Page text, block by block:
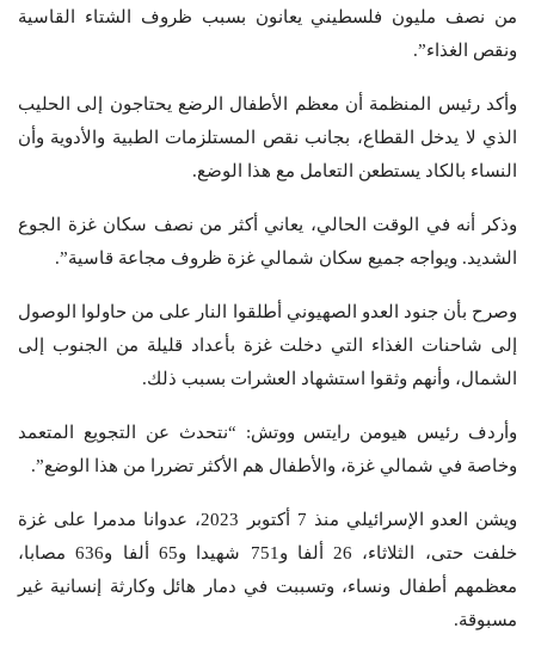
من نصف مليون فلسطيني يعانون بسبب ظروف الشتاء القاسية
ونقص الغذاء”.
وأكد رئيس المنظمة أن معظم الأطفال الرضع يحتاجون إلى الحليب
الذي لا يدخل القطاع، بجانب نقص المستلزمات الطبية والأدوية وأن
النساء بالكاد يستطعن التعامل مع هذا الوضع.
وذكر أنه في الوقت الحالي، يعاني أكثر من نصف سكان غزة الجوع
الشديد. ويواجه جميع سكان شمالي غزة ظروف مجاعة قاسية”.
وصرح بأن جنود العدو الصهيوني أطلقوا النار على من حاولوا الوصول
إلى شاحنات الغذاء التي دخلت غزة بأعداد قليلة من الجنوب إلى
الشمال، وأنهم وثقوا استشهاد العشرات بسبب ذلك.
وأردف رئيس هيومن رايتس ووتش: “نتحدث عن التجويع المتعمد
وخاصة في شمالي غزة، والأطفال هم الأكثر تضررا من هذا الوضع”.
ويشن العدو الإسرائيلي منذ 7 أكتوبر 2023، عدوانا مدمرا على غزة
خلفت حتى، الثلاثاء، 26 ألفا و751 شهيدا و65 ألفا و636 مصابا،
معظمهم أطفال ونساء، وتسببت في دمار هائل وكارثة إنسانية غير
مسبوقة.